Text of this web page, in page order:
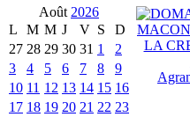
Août 2026
L
M M J V S
D
27 28 29 30 31 1
2
3
4 5 6 7 8
9
10 11 12 13 14 15 16
17 18 19 20 21 22 23